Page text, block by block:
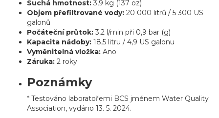
Suchá hmotnost: 3,9 kg (137 oz)
Objem přefiltrované vody: 20 000 litrů / 5 300 US
galonů
Počáteční průtok: 3,2 l/min při 0,9 bar (g)
Kapacita nádoby: 18,5 litru / 4,9 US galonu
Vyměnitelná vložka: Ano
Záruka: 2 roky
Poznámky
* Testováno laboratořemi BCS jménem Water Quality
Association, vydáno 13. 5. 2024.